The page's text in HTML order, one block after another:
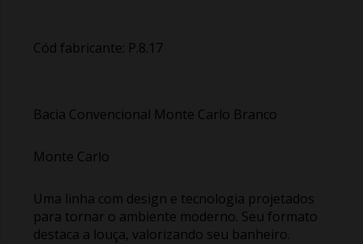
Cód fabricante: P.8.17
Bacia Convencional Monte Carlo Branco
Monte Carlo
Uma linha com design e tecnologia projetados
para tornar o ambiente moderno. Seu formato
destaca a louça, valorizando seu banheiro.